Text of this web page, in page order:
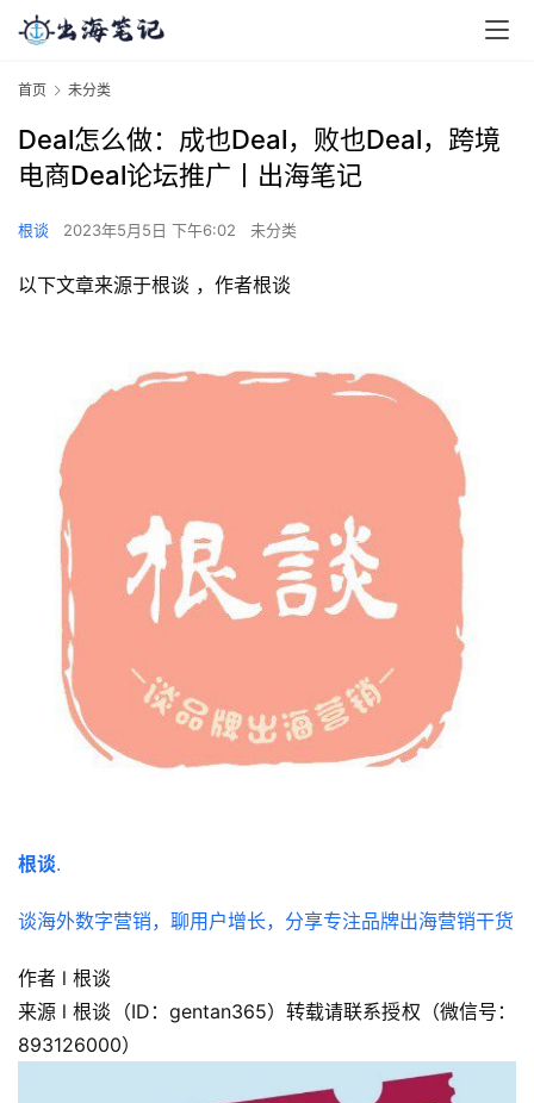
首页 未分类
Deal怎么做：成也Deal，败也Deal，跨境
电商Deal论坛推广丨出海笔记
根谈 2023年5月5日 下午6:02 未分类
以下文章来源于根谈 ，作者根谈
根谈.
谈海外数字营销，聊用户增长，分享专注品牌出海营销干货
作者 l 根谈
来源 l 根谈（ID：gentan365）转载请联系授权（微信号：
893126000）